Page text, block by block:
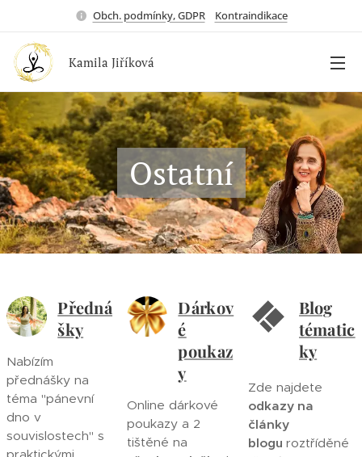
Obch. podmínky, GDPR Kontraindikace
Kamila Jiříková
Ostatní
Předná
šky
Nabízím
přednášky na
téma "pánevní
dno v
souvislostech" s
Dárkov
é
poukaz
y
Online dárkové
poukazy a 2
tištěné na
Blog
tématic
ky
Zde najdete
odkazy na
články
blogu roztříděné